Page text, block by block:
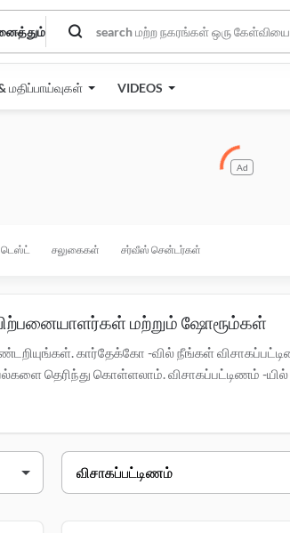
மதிப்பாய்வுகள் VIDEOS
Ad
டெஸ்ட் சலுகைகள் சர்வீஸ் சென்டர்கள்
விற்பனையாளர்கள் மற்றும் ஷோரூம்கள்
கார்தேக்கோ -வில் நீங்கள்
தெரிந்து கொள்ளலாம். விசாகப்பட்டிணம் -யில்
EMI ஆப்ஷன்கள் மற்றும் டெஸ்ட் டிரைவை